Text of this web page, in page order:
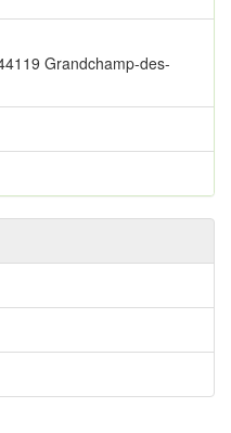
Grandchamp-des-